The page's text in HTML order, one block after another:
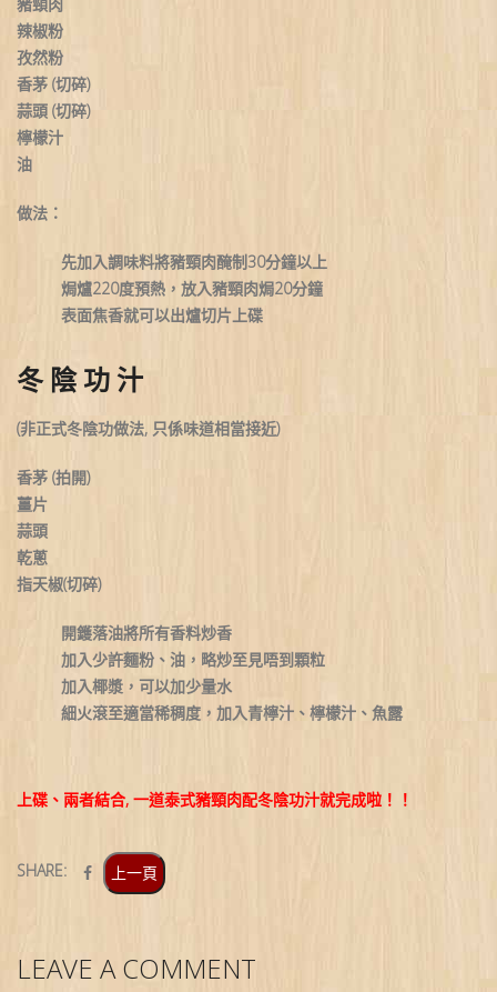
辣椒粉
孜然粉
香茅 (切碎)
蒜頭 (切碎)
檸檬汁
油
做法：
先加入調味料將豬頸肉醃制30分鐘以上
焗爐220度預熱，放入豬頸肉焗20分鐘
表面焦香就可以出爐切片上碟
冬 陰 功 汁
(非正式冬陰功做法, 只係味道相當接近)
香茅 (拍開)
薑片
蒜頭
乾蔥
指天椒(切碎)
開鑊落油將所有香料炒香
加入少許麵粉、油，略炒至見唔到顆粒
加入椰漿，可以加少量水
細火滾至適當稀稠度，加入青檸汁、檸檬汁、魚露
上碟、兩者結合, 一道泰式豬頸肉配冬陰功汁就完成啦！！
SHARE: 上一頁
LEAVE A COMMENT